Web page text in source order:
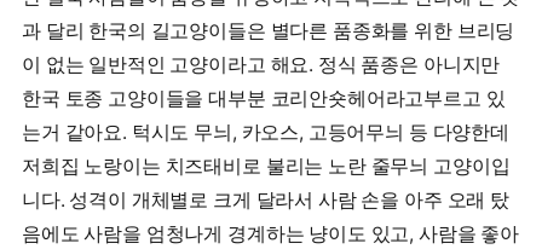
과 달리 한국의 길고양이들은 별다른 품종화를 위한 브리딩
이 없는 일반적인 고양이라고 해요. 정식 품종은 아니지만
한국 토종 고양이들을 대부분 코리안숏헤어라고부르고 있
는거 같아요. 턱시도 무늬, 카오스, 고등어무늬 등 다양한데
저희집 노랑이는 치즈태비로 불리는 노란 줄무늬 고양이입
니다. 성격이 개체별로 크게 달라서 사람 손을 아주 오래 탔
음에도 사람을 엄청나게 경계하는 냥이도 있고, 사람을 좋아